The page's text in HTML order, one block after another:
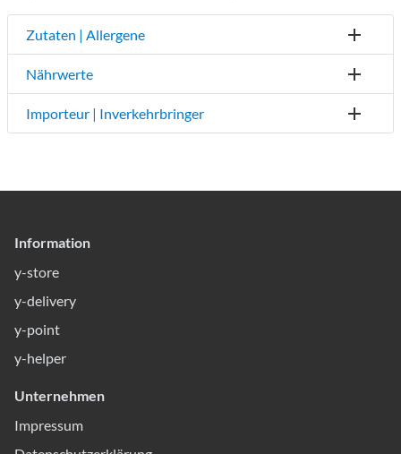
Zutaten | Allergene
Nährwerte
Importeur | Inverkehrbringer
Information
y-store
y-delivery
y-point
y-helper
Unternehmen
Impressum